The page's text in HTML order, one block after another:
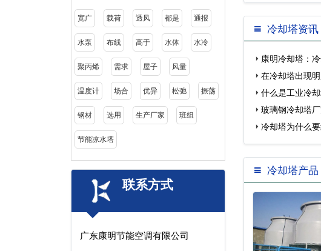
宽广 载荷 透风 都是 通报
水泵 布线 高于 水体 水冷
聚丙烯 需求 屋子 风量
温度计 场合 优异 松弛 振荡
钢材 选用 生产厂家 班组
节能凉水塔
联系方式
广东康明节能空调有限公司
冷却塔资讯
康明冷却塔：
在冷却塔出现
什么是工业冷
玻璃钢冷却塔
安…冷却塔为什么
冷却塔产品